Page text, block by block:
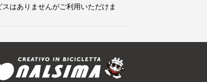
はありませんがご利用いただけま